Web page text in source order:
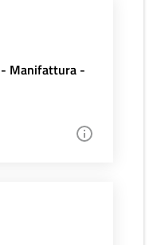
- Manifattura -